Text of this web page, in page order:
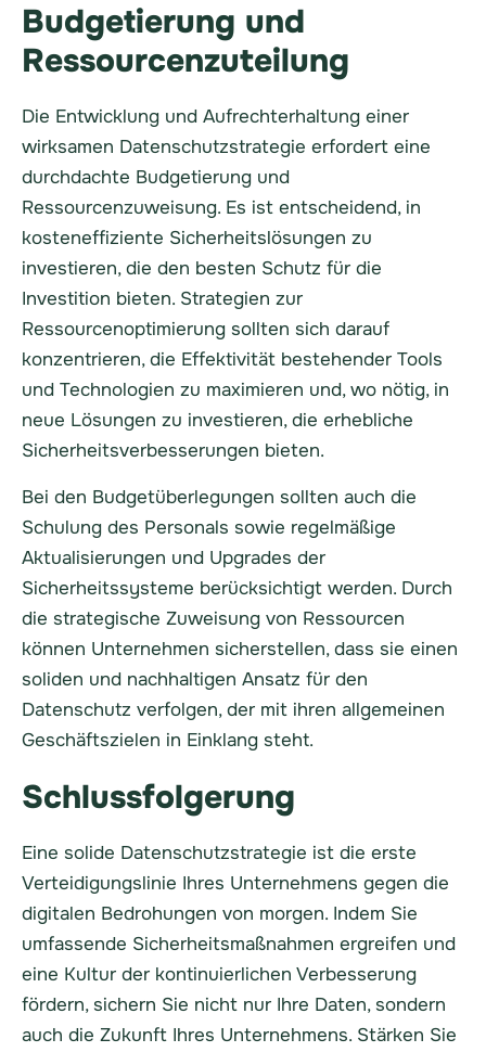
Budgetierung und
Ressourcenzuteilung
Die Entwicklung und Aufrechterhaltung einer
wirksamen Datenschutzstrategie erfordert eine
durchdachte Budgetierung und
Ressourcenzuweisung. Es ist entscheidend, in
kosteneffiziente Sicherheitslösungen zu
investieren, die den besten Schutz für die
Investition bieten. Strategien zur
Ressourcenoptimierung sollten sich darauf
konzentrieren, die Effektivität bestehender Tools
und Technologien zu maximieren und, wo nötig, in
neue Lösungen zu investieren, die erhebliche
Sicherheitsverbesserungen bieten.
Bei den Budgetüberlegungen sollten auch die
Schulung des Personals sowie regelmäßige
Aktualisierungen und Upgrades der
Sicherheitssysteme berücksichtigt werden. Durch
die strategische Zuweisung von Ressourcen
können Unternehmen sicherstellen, dass sie einen
soliden und nachhaltigen Ansatz für den
Datenschutz verfolgen, der mit ihren allgemeinen
Geschäftszielen in Einklang steht.
Schlussfolgerung
Eine solide Datenschutzstrategie ist die erste
Verteidigungslinie Ihres Unternehmens gegen die
digitalen Bedrohungen von morgen. Indem Sie
umfassende Sicherheitsmaßnahmen ergreifen und
eine Kultur der kontinuierlichen Verbesserung
fördern, sichern Sie nicht nur Ihre Daten, sondern
auch die Zukunft Ihres Unternehmens. Stärken Sie